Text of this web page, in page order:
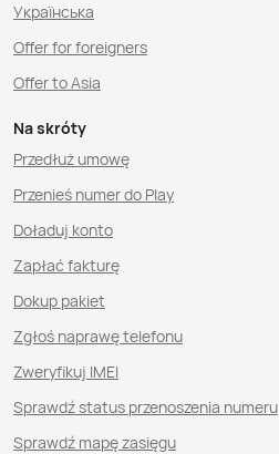
Українська
Offer for foreigners
Offer to Asia
Na skróty
Przedłuż umowę
Przenieś numer do Play
Doładuj konto
Zapłać fakturę
Dokup pakiet
Zgłoś naprawę telefonu
Zweryfikuj IMEI
Sprawdź status przenoszenia numeru
Sprawdź mapę zasięgu